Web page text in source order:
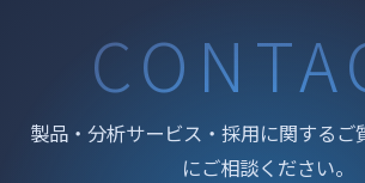
製品・分析サービス・採用に関するご
にご相談ください。